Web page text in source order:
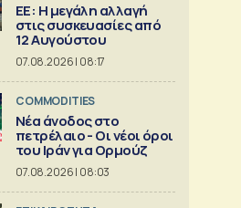
ΕΕ: Η μεγάλη αλλαγή
στις συσκευασίες από
12 Αυγούστου
07.08.2026 | 08:17
COMMODITIES
Νέα άνοδος στο
πετρέλαιο - Οι νέοι όροι
του Ιράν για Ορμούζ
07.08.2026 | 08:03